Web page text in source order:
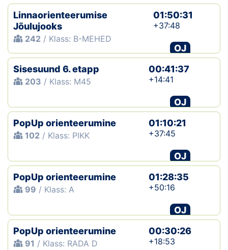
Linnaorienteerumise
Jõulujooks
242 / Klass: B-MEHED
01:50:31
+37:48
OJ
Sisesuund 6. etapp
203 / Klass: M45
00:41:37
+14:41
OJ
PopUp orienteerumine
102 / Klass: PIKK
01:10:21
+37:45
OJ
PopUp orienteerumine
99 / Klass: A
01:28:35
+50:16
OJ
PopUp orienteerumine
91 / Klass: RADA D
00:30:26
+18:53